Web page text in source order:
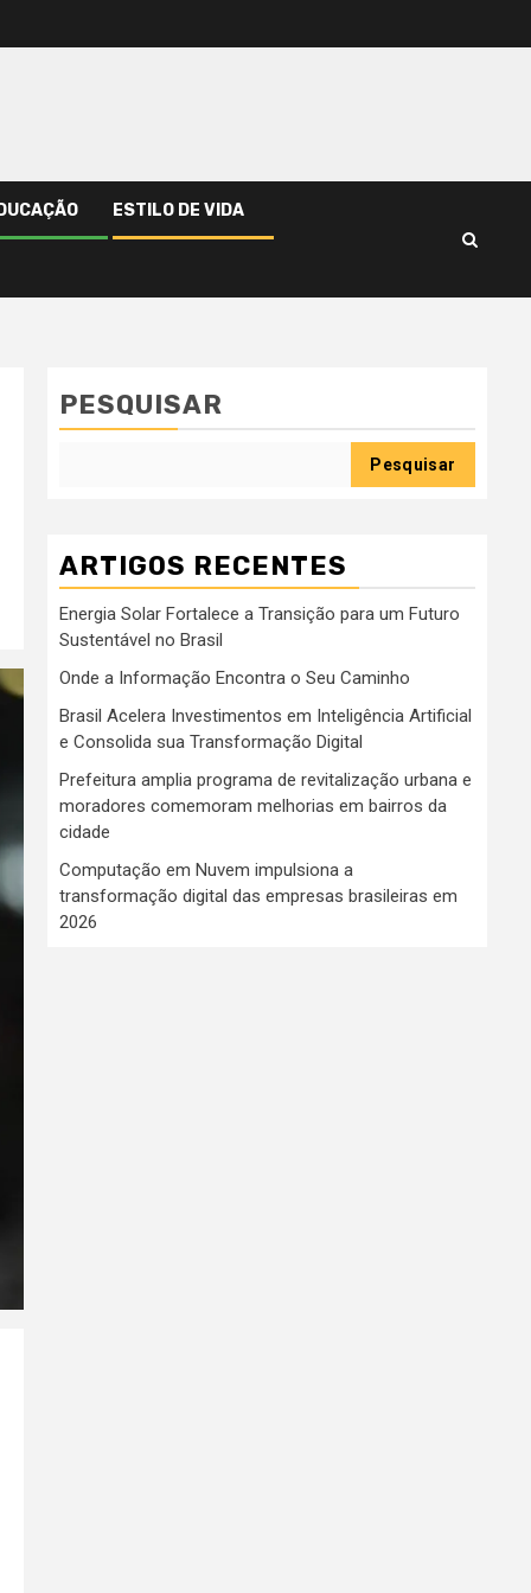
ESTILO DE VIDA
PESQUISAR
Pesquisar
ARTIGOS RECENTES
Energia Solar Fortalece a Transição para um Futuro
Sustentável no Brasil
Onde a Informação Encontra o Seu Caminho
Brasil Acelera Investimentos em Inteligência Artificial
e Consolida sua Transformação Digital
Prefeitura amplia programa de revitalização urbana e
moradores comemoram melhorias em bairros da
cidade
Computação em Nuvem impulsiona a
transformação digital das empresas brasileiras em
2026